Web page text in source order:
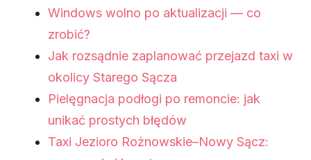
Windows wolno po aktualizacji — co
zrobić?
Jak rozsądnie zaplanować przejazd taxi w
okolicy Starego Sącza
Pielęgnacja podłogi po remoncie: jak
unikać prostych błędów
Taxi Jezioro Rożnowskie–Nowy Sącz: